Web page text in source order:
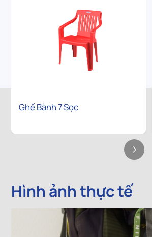
Ghế Bành 7 Sọc
Hình ảnh thực tế